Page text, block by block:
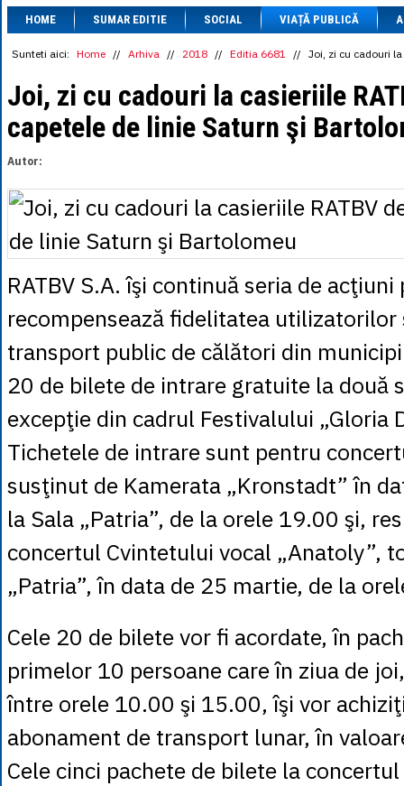
1 CAD= 3.1559
1 CHF= 5.2813
1 CNY = 0.6015
1 DKK
= 0.6668
1 EGP= 0.0860
1 HUF
= 1.2223
1 INR = 0.0513
1 MXN = 0.2227
1 NOK= 0.4191
1 RSD= 0.0425
1 RUB = 0.0530
1 SEK= 0.4526
1 TRY = 0.1141
1 UAH = 0.1048
= 5.9383
1 ZAR = 0.2318
HOME SUMAR EDITIE SOCIAL VIAȚĂ PUBLICĂ
Sunteti aici: Home // Arhiva // 2018 // Editia 6681 // Joi, zi cu cadouri
Joi, zi cu cadouri la casieriile
capetele de linie Saturn şi
Autor:
RATBV S.A. îşi continuă seria de acţiuni
recompensează fidelitatea
transport public de călători din
20 de bilete de intrare gratuite la două
excepţie din cadrul Festivalului „Gloria
Tichetele de intrare sunt pentru
susţinut de Kamerata „Kronstadt” în
la Sala „Patria”, de la orele 19.00 şi,
concertul Cvintetului vocal „Anatoly”,
„Patria”, în data de 25 martie, de la
Cele 20 de bilete vor fi acordate, în
primelor 10 persoane care în ziua de
între orele 10.00 şi 15.00, îşi vor
abonament de transport lunar, în
Cele cinci pachete de bilete la